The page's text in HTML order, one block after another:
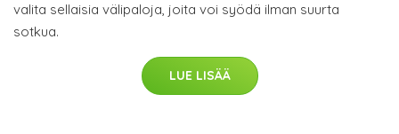
valita sellaisia välipaloja, joita voi syödä ilman suurta
sotkua.
LUE LISÄÄ